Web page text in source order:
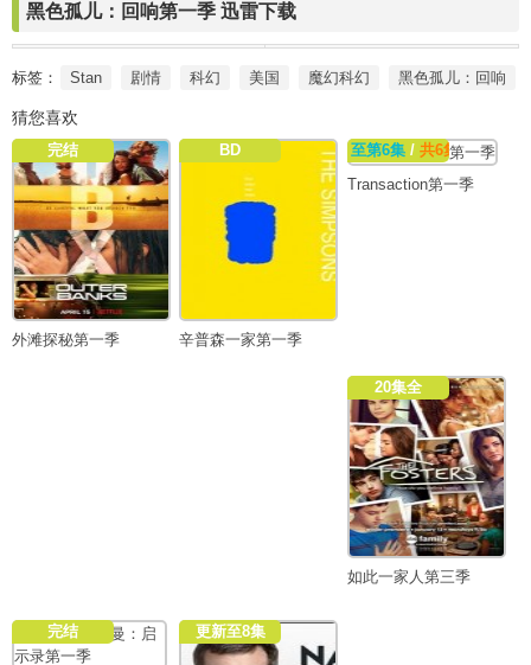
黑色孤儿：回响第一季 迅雷下载
标签： Stan 剧情 科幻 美国 魔幻科幻 黑色孤儿：回响
猜您喜欢
完结
外滩探秘第一季
BD
辛普森一家第一季
至第6集/ 共6集
Transaction第一季
20集全
如此一家人第三季
完结 更新至8集